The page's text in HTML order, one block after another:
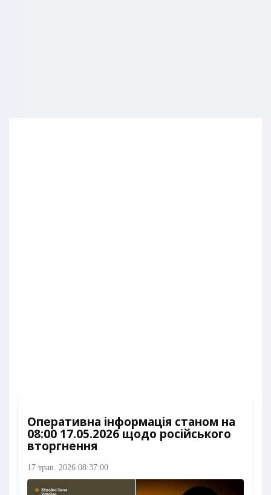
Оперативна інформація станом на
08:00 17.05.2026 щодо російського
вторгнення
17 трав. 2026 08:37:00